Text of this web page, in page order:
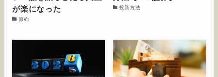
が楽になった
節約
投資方法